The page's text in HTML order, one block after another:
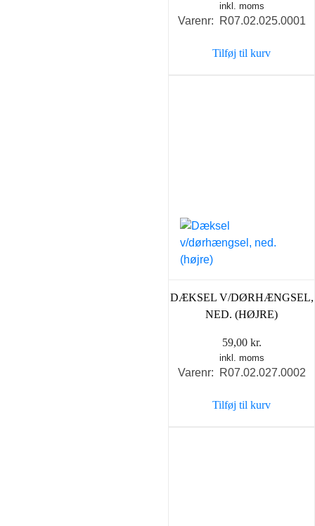
inkl. moms
Varenr: R07.02.025.0001
Tilføj til kurv
DÆKSEL V/DØRHÆNGSEL,
NED. (HØJRE)
59,00 kr.
inkl. moms
Varenr: R07.02.027.0002
Tilføj til kurv